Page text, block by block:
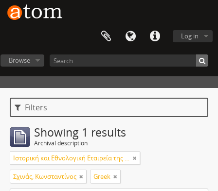
Log in
Browse
Filters
Showing 1 results
Archival description
Ιστορική και Εθνολογική Εταιρεία της Ελλάδος
Σχινάς, Κωνσταντίνος Greek